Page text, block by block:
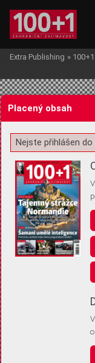
Žádost o souhlas
Pro základní
(tzv. cookies apod.).
uložením volitelných
Anonymní unikátní ID
Díky němu příště
Identifikátor je zcela
Vaše souhlasy a
vás už příště znovu
Extra Publishing »
Placený obsah
Nejste přihlášen